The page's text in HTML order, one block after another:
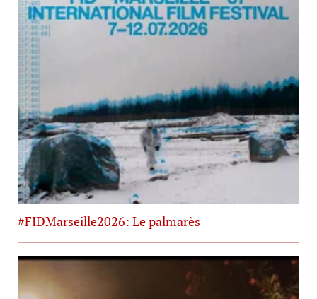
#FIDMarseille2026: Le palmarès